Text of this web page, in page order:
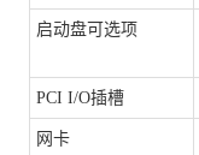
启动盘可选项
PCI I/O插槽
网卡